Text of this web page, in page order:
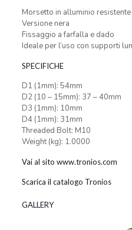
Morsetto in alluminio resistente
Versione nera
Fissaggio a farfalla e dado
Ideale per l’uso con supporti
SPECIFICHE
D1 (1mm): 54mm
D2 (10 – 15mm): 37 – 40mm
D3 (1mm): 10mm
D4 (1mm): 31mm
Threaded Bolt: M10
Weight (kg): 1.0000
Vai al sito www.tronios.com
Scarica il catalogo Tronios
GALLERY